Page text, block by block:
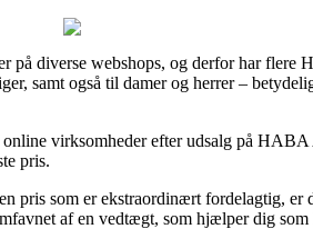
på diverse webshops, og derfor har flere
samt også til damer og herrer –
virksomheder efter udsalg på
pris.
pris som er ekstraordinært fordelagtig,
af en vedtægt, som hjælper dig